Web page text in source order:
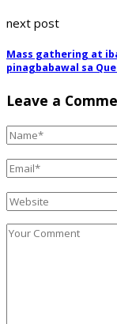
next post
Mass gathering at
pinagbabawal sa
Leave a